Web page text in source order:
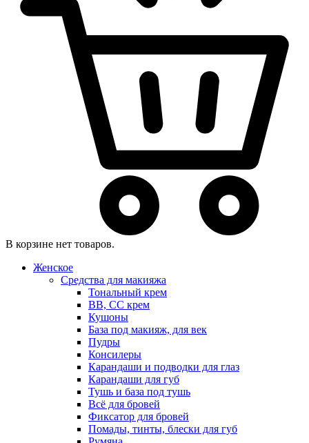
В корзине нет товаров.
Женское
Средства для макияжа
Тональный крем
BB, CC крем
Кушоны
База под макияж, для век
Пудры
Консилеры
Карандаши и подводки для глаз
Карандаши для губ
Тушь и база под тушь
Всё для бровей
Фиксатор для бровей
Помады, тинты, блески для губ